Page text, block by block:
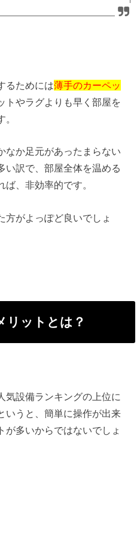
るためには薄手のカーペッ
トやラグよりも早く部屋を
なか足元があったまらない
い訳で、部屋全体を温める
、非効率的です。
方がよっぽど良いでしょ
リットとは？
気設備ランキングの上位に
いうと、簡単に操作が出来
が多いからではないでしょ